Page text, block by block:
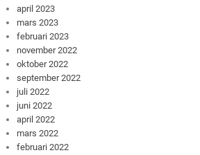
april 2023
mars 2023
februari 2023
november 2022
oktober 2022
september 2022
juli 2022
juni 2022
april 2022
mars 2022
februari 2022